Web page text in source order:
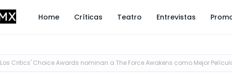
Home Críticas Teatro Entrevistas
Los Critics' Choice Awards nominan a The Force Awakens como Mejor